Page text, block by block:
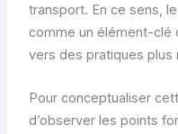
transport. En ce sens,
comme un élément-clé
vers des pratiques plus
Pour conceptualiser
d’observer les points